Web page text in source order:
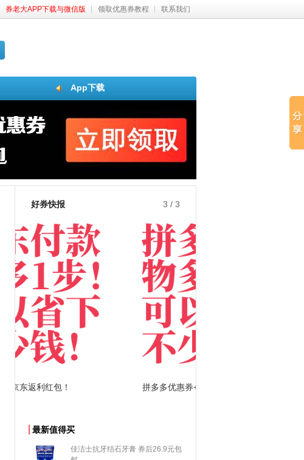
券老大APP下载与微信版 领取优惠券教程 联系我们
App下载
好券快报 3 / 3
拼多多优惠券+拼多多返利
最新值得买
佳洁士抗牙结石牙膏 券后26.9元包